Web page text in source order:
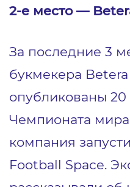
2-е место —
За последние 3
букмекера
опубликованы 20
Чемпионата
компания
Football Space.